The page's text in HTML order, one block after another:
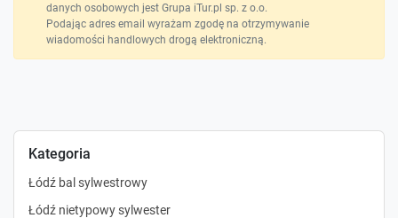
Kategoria
Łódź bal sylwestrowy
Łódź nietypowy sylwester
danych osobowych jest Grupa iTur.pl sp. z o.o.
Podając adres email wyrażam zgodę na otrzymywanie
wiadomości handlowych drogą elektroniczną.